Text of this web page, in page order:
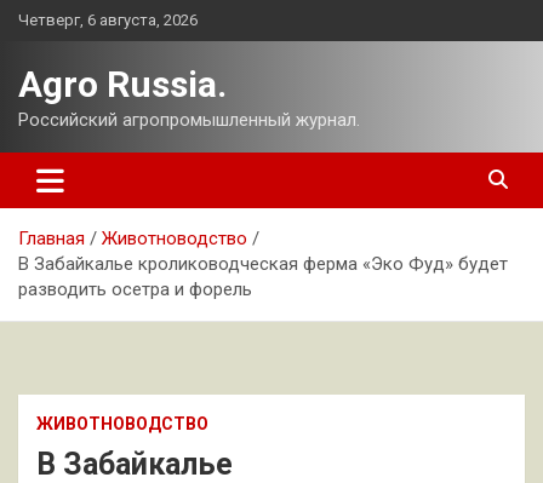
Перейти
Четверг, 6 августа, 2026
Agro Russia.
Российский агропромышленный журнал.
Главная
Животноводство
В Забайкалье кролиководческая ферма «Эко Фуд» будет
разводить осетра и форель
ЖИВОТНОВОДСТВО
В Забайкалье